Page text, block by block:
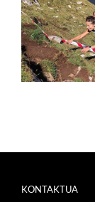
KONTAKTUA